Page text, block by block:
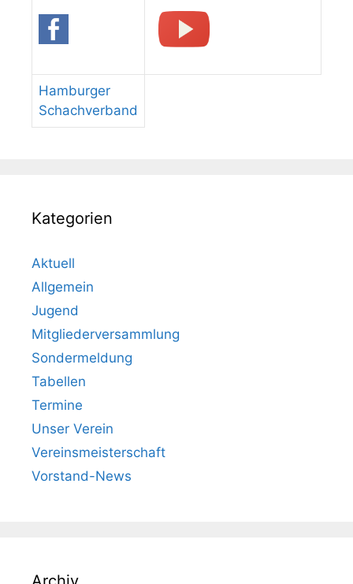
Hamburger
Schachverband
Kategorien
Aktuell
Allgemein
Jugend
Mitgliederversammlung
Sondermeldung
Tabellen
Termine
Unser Verein
Vereinsmeisterschaft
Vorstand-News